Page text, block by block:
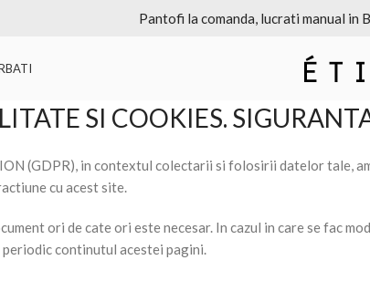
Personalizezi modelul, culoarea si tocul —
SI COOKIES.
(GDPR), in contextul colectarii si folosirii datelor tale,
cu acest site.
ori de cate ori este necesar. In cazul in care se fac
continutul acestei pagini.